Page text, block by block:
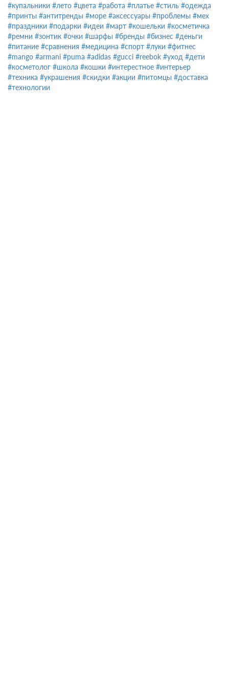
#купальники #лето #цвета #работа #платье #стиль #одежда
#принты #антитренды #море #аксессуары #проблемы #мех
#праздники #подарки #идеи #март #кошельки #косметичка
#ремни #зонтик #очки #шарфы #бренды #бизнес #деньги
#питание #сравнения #медицина #спорт #луки #фитнес
#mango #armani #puma #adidas #gucci #reebok #уход #дети
#косметолог #школа #кошки #интерестное #интерьер
#техника #украшения #скидки #акции #питомцы #доставка
#технологии